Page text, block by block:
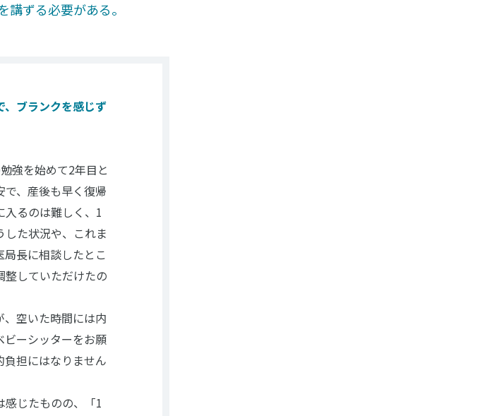
ずる必要がある。
ブランクを感じず
強を始めて2年目と
、産後も早く復帰
入るのは難しく、1
た状況や、これま
長に相談したとこ
整していただけたの
空いた時間には内
ーシッターをお願
担にはなりません
じたものの、「1